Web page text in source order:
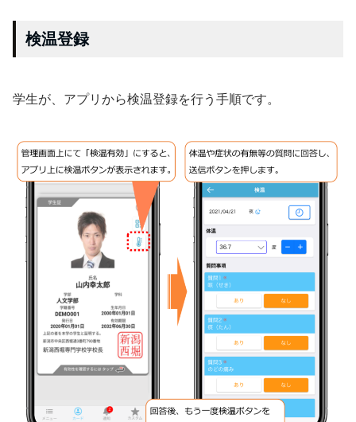
検温登録
学生が、アプリから検温登録を行う手順です。